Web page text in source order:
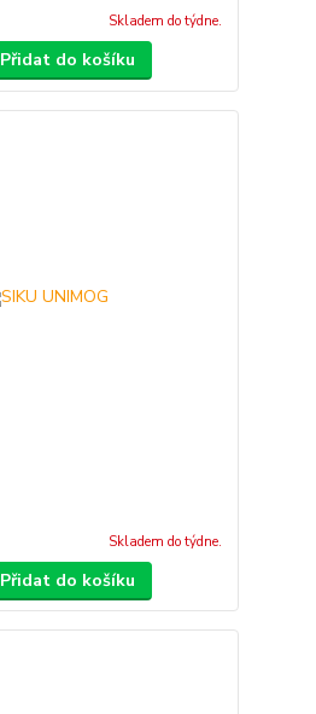
Skladem do týdne.
Přidat do košíku
Skladem do týdne.
Přidat do košíku